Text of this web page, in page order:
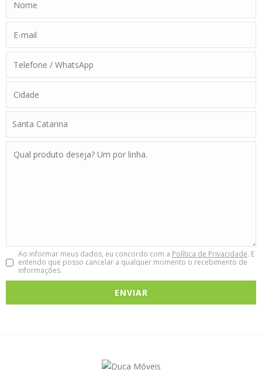
Ao informar meus dados, eu concordo com a Política de Privacidade. E
entendo que posso cancelar a qualquer momento o recebimento de
informações.